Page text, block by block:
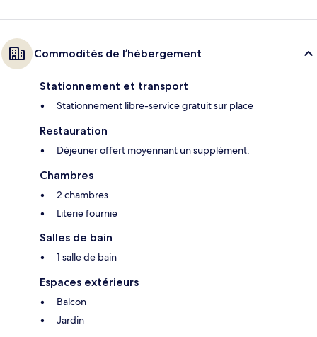
Commodités de l’hébergement
Stationnement et transport
Stationnement libre-service gratuit sur place
Restauration
Déjeuner offert moyennant un supplément.
Chambres
2 chambres
Literie fournie
Salles de bain
1 salle de bain
Espaces extérieurs
Balcon
Jardin